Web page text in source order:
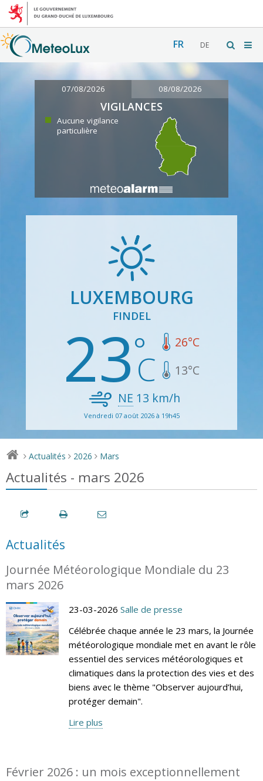
FR DE
07/08/2026 08/08/2026
VIGILANCES
Aucune vigilance
particulière
LUXEMBOURG
FINDEL
23 26°C
13°C
NE 13 km/h
Vendredi 07 août 2026 à 19h45
> Actualités > 2026 > Mars
Actualités - mars 2026
Actualités
Journée Météorologique Mondiale du 23
mars 2026
23-03-2026 Salle de presse
Célébrée chaque année le 23 mars, la Journée
météorologique mondiale met en avant le rôle
essentiel des services météorologiques et
climatiques dans la protection des vies et des
biens avec le thème "Observer aujourd’hui,
protéger demain".
Lire plus
Février 2026 : un mois exceptionnellement